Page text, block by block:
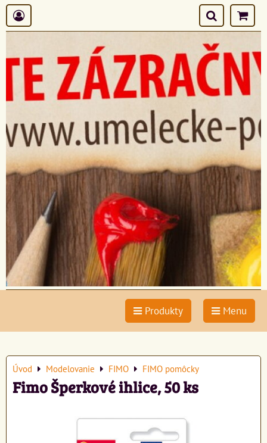
Produkty Menu
Úvod Modelovanie FIMO FIMO pomôcky
Fimo Šperkové ihlice, 50 ks